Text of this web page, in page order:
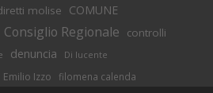
molise COMUNE
Consiglio Regionale controlli
denuncia Di lucente
Emilio Izzo filomena calenda